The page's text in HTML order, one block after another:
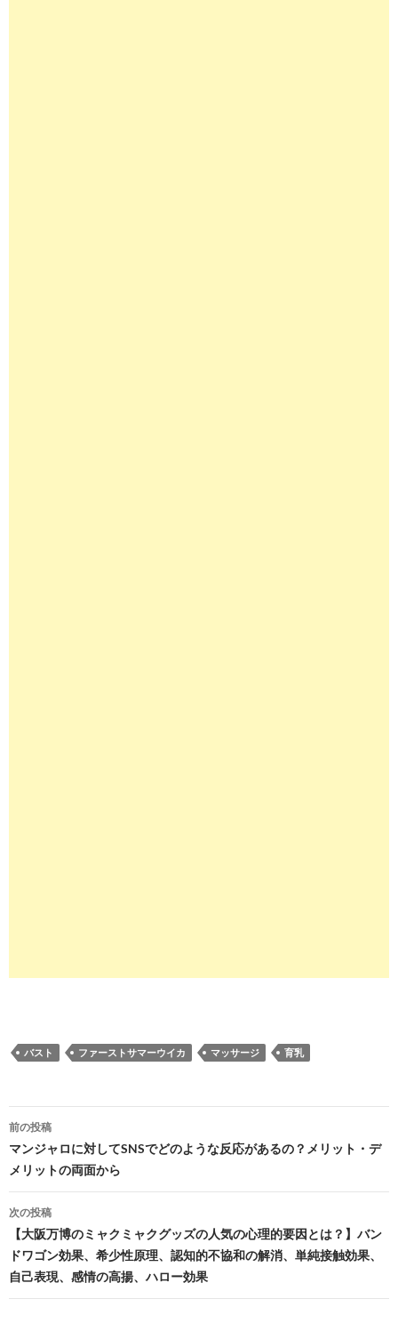
バスト ファーストサマーウイカ マッサージ 育乳
投
稿
ナ
ビ
ゲ
ー
シ
前の投稿
マンジャロに対してSNSでどのような反応があるの？メリット・デ
メリットの両面から
次の投稿
【大阪万博のミャクミャクグッズの人気の心理的要因とは？】バン
ドワゴン効果、希少性原理、認知的不協和の解消、単純接触効果、
自己表現、感情の高揚、ハロー効果